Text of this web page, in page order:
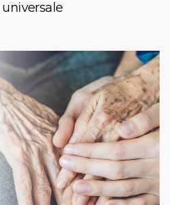
universale